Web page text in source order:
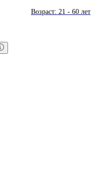
Возраст: 21 - 60 лет